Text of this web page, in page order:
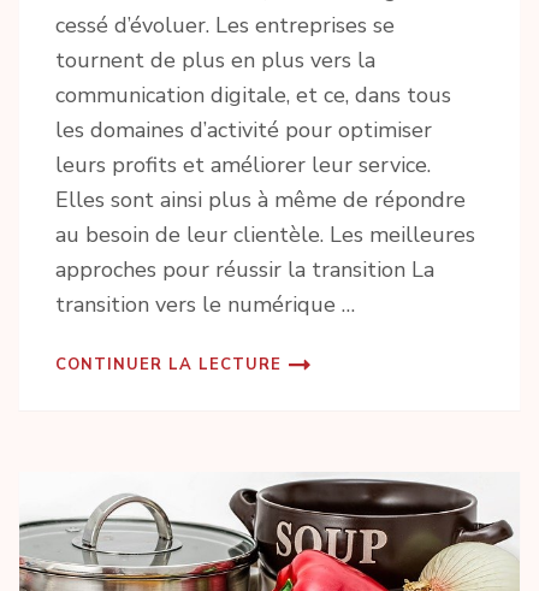
cessé d’évoluer. Les entreprises se
tournent de plus en plus vers la
communication digitale, et ce, dans tous
les domaines d’activité pour optimiser
leurs profits et améliorer leur service.
Elles sont ainsi plus à même de répondre
au besoin de leur clientèle. Les meilleures
approches pour réussir la transition La
transition vers le numérique …
CONTINUER LA LECTURE